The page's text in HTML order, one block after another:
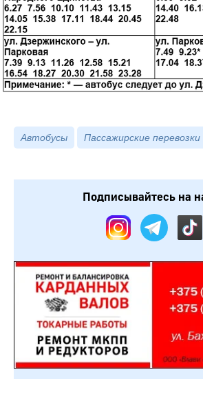
Автобусы Пассажирские перевозки
Подписывайтесь на